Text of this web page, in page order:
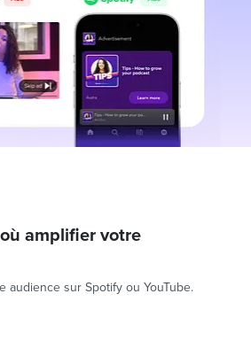
amplifier votre
audience sur Spotify ou YouTube.